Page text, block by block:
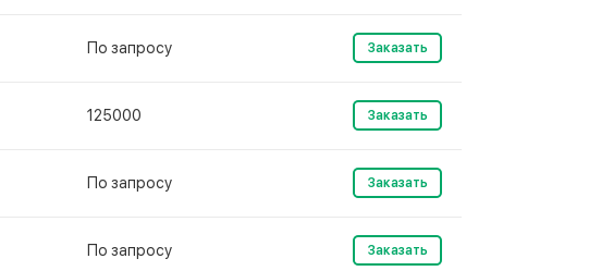
По запросу Заказать
125000 Заказать
По запросу Заказать
По запросу Заказать